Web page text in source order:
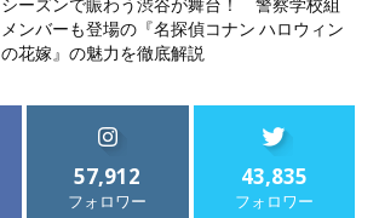
シーズンで賑わう渋谷が舞台！ 警察学校組
メンバーも登場の『名探偵コナン ハロウィン
の花嫁』の魅力を徹底解説
57,912
フォロワー
43,835
フォロワー